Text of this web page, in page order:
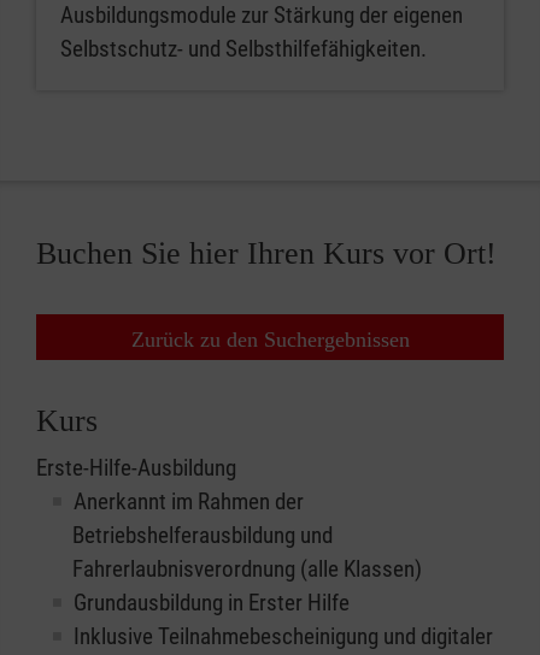
Ausbildungsmodule zur Stärkung der eigenen
Selbstschutz- und Selbsthilfefähigkeiten.
Buchen Sie hier Ihren Kurs vor Ort!
Zurück zu den Suchergebnissen
Kurs
Erste-Hilfe-Ausbildung
Anerkannt im Rahmen der
Betriebshelferausbildung und
Fahrerlaubnisverordnung (alle Klassen)
Grundausbildung in Erster Hilfe
Inklusive Teilnahmebescheinigung und digitaler